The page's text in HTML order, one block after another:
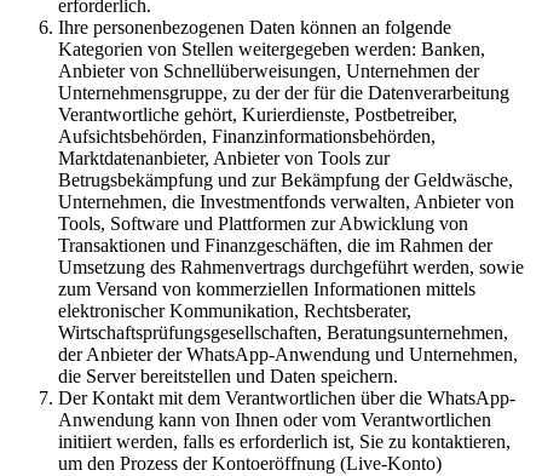
erforderlich.
Ihre personenbezogenen Daten können an folgende
Kategorien von Stellen weitergegeben werden: Banken,
Anbieter von Schnellüberweisungen, Unternehmen der
Unternehmensgruppe, zu der der für die Datenverarbeitung
Verantwortliche gehört, Kurierdienste, Postbetreiber,
Aufsichtsbehörden, Finanzinformationsbehörden,
Marktdatenanbieter, Anbieter von Tools zur
Betrugsbekämpfung und zur Bekämpfung der Geldwäsche,
Unternehmen, die Investmentfonds verwalten, Anbieter von
Tools, Software und Plattformen zur Abwicklung von
Transaktionen und Finanzgeschäften, die im Rahmen der
Umsetzung des Rahmenvertrags durchgeführt werden, sowie
zum Versand von kommerziellen Informationen mittels
elektronischer Kommunikation, Rechtsberater,
Wirtschaftsprüfungsgesellschaften, Beratungsunternehmen,
der Anbieter der WhatsApp-Anwendung und Unternehmen,
die Server bereitstellen und Daten speichern.
Der Kontakt mit dem Verantwortlichen über die WhatsApp-
Anwendung kann von Ihnen oder vom Verantwortlichen
initiiert werden, falls es erforderlich ist, Sie zu kontaktieren,
um den Prozess der Kontoeröffnung (Live-Konto)